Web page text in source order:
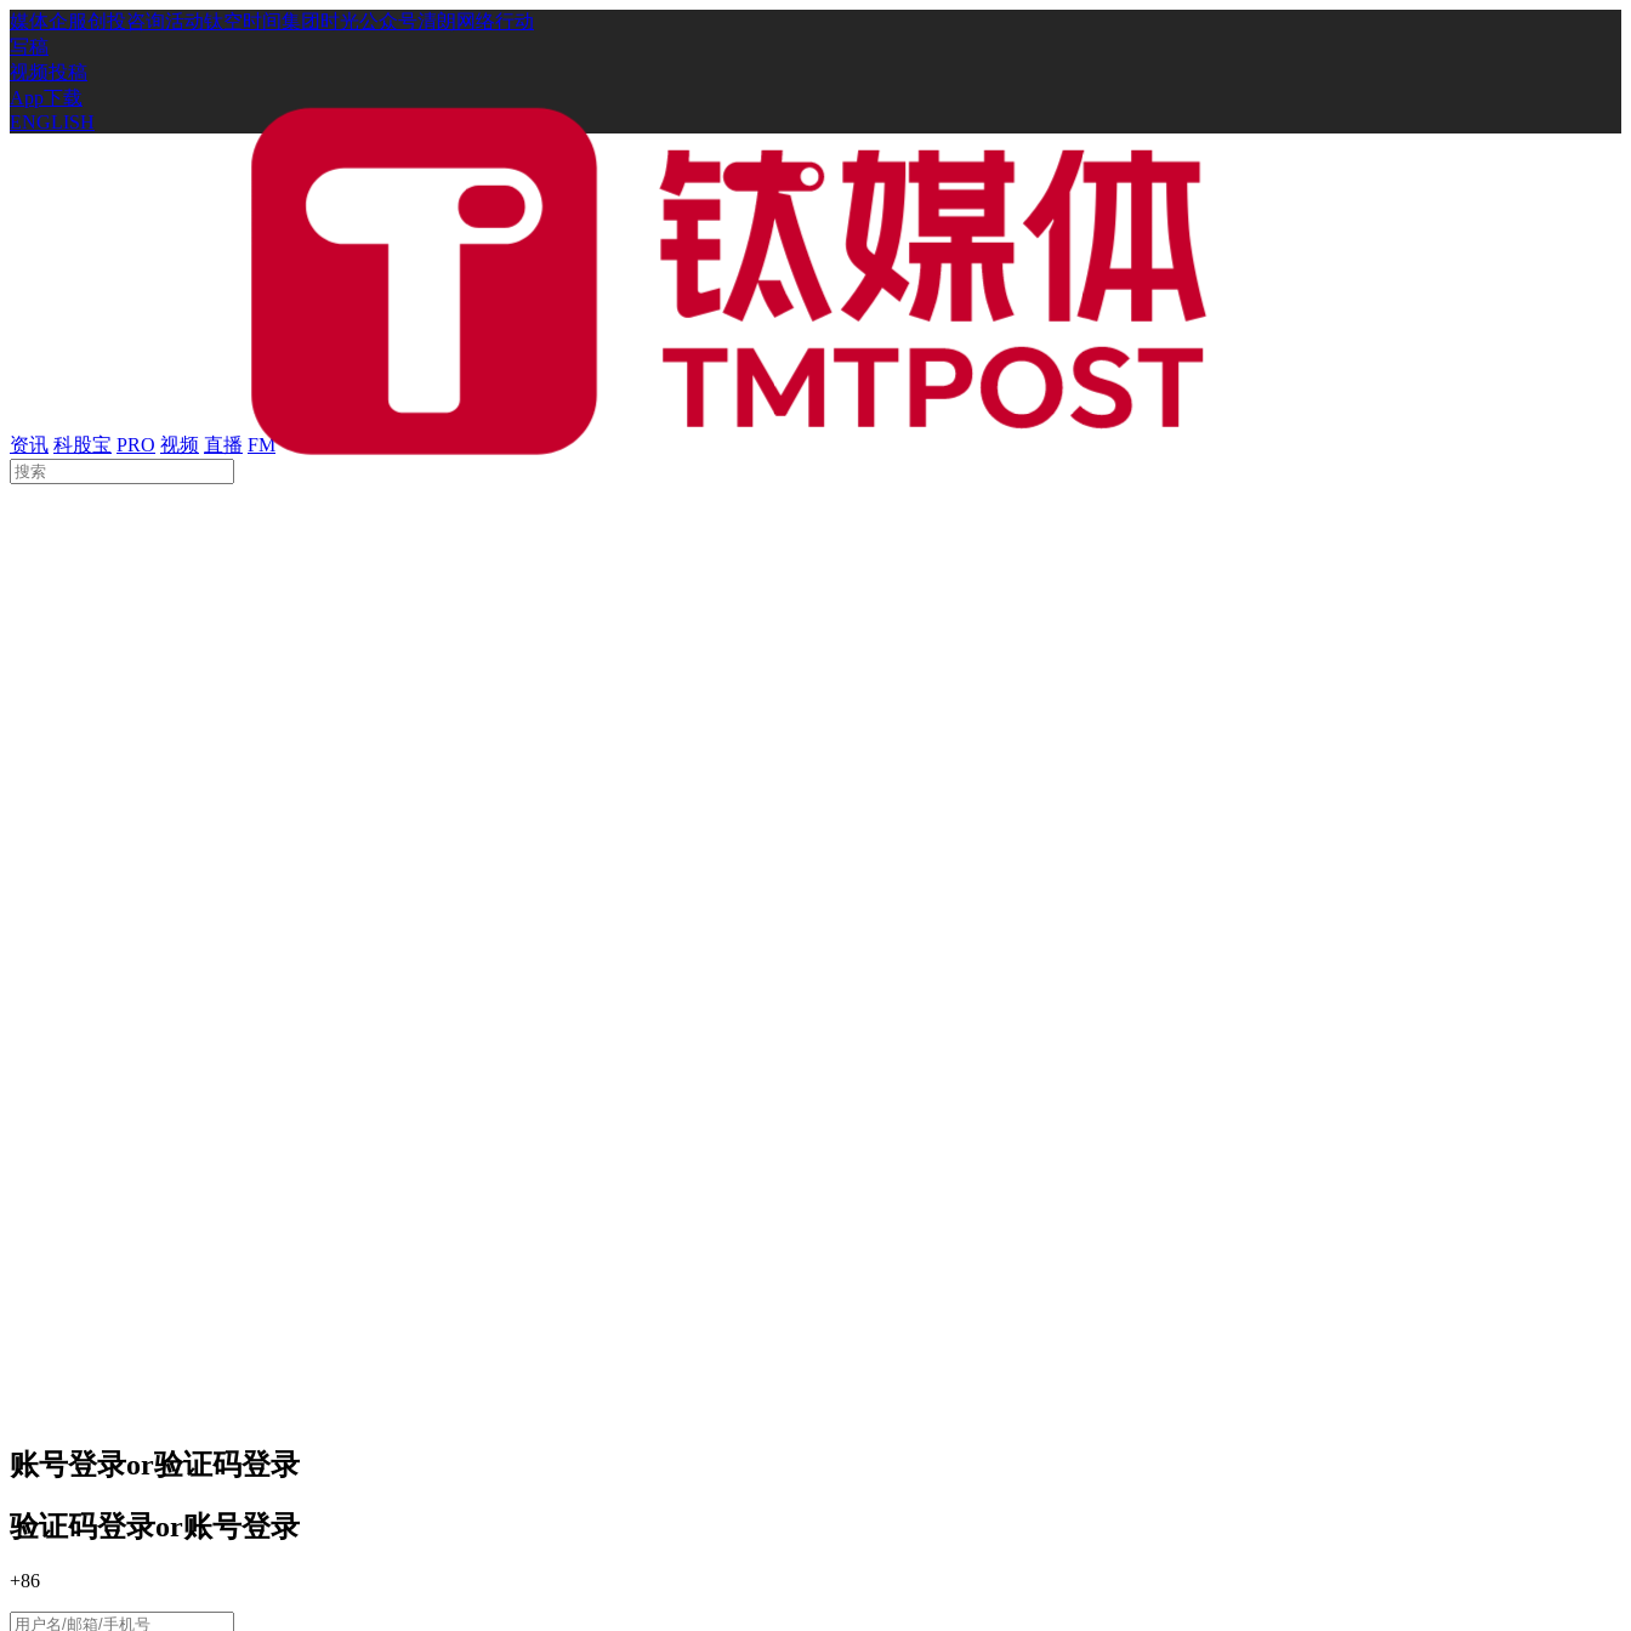
媒体企服创投咨询活动钛空时间集团时光公众号清朗网络行动
写稿
视频投稿
App下载
ENGLISH
资讯 科股宝 PRO 视频 直播 FM
账号登录or验证码登录
验证码登录or账号登录
+86